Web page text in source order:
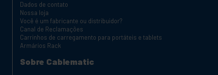
Dados de contato
Nossa loja
Você é um fabricante ou distribuidor?
Canal de Reclamações
Carrinhos de carregamento para portáteis e tablets
Armários Rack
Sobre Cablematic